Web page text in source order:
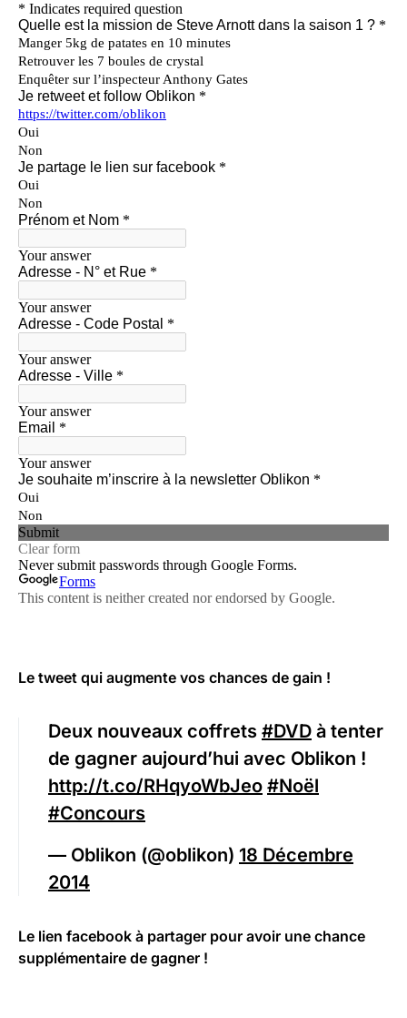
Le tweet qui augmente vos chances de gain !
Deux nouveaux coffrets #DVD à tenter
de gagner aujourd’hui avec Oblikon !
http://t.co/RHqyoWbJeo #Noël
#Concours
— Oblikon (@oblikon) 18 Décembre
2014
Le lien facebook à partager pour avoir une chance
supplémentaire de gagner !